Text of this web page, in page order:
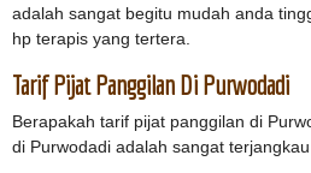
adalah sangat begitu mudah anda
hp terapis yang tertera.
Tarif Pijat Panggilan Di Purwodadi
Berapakah tarif pijat panggilan di
di Purwodadi adalah sangat terjangkau